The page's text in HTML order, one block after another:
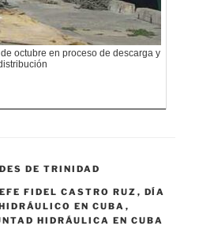
octubre en proceso de descarga y
DE TRINIDAD
FIDEL CASTRO RUZ , DÍA
EN CUBA ,
HIDRÁULICA EN CUBA